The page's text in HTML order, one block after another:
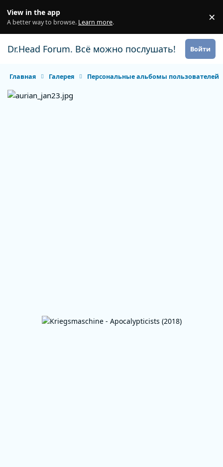
View in the app
A better way to browse. Learn more. ×
Dr.Head Forum. Всё можно послушать! Войти
Главная Галерея Персональные альбомы пользователей